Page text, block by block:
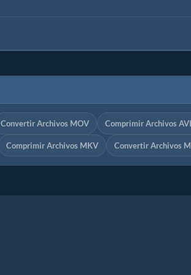
Convertir Archivos MOV Comprimir Archivos AVI
Comprimir Archivos MKV Convertir Archivos